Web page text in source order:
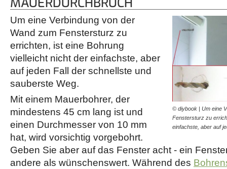
© diybook | Um eine
Fenstersturz zu
einfachste, aber auf
Um eine Verbindung von der
Wand zum Fenstersturz zu
errichten, ist eine Bohrung
vielleicht nicht der einfachste, aber
auf jeden Fall der schnellste und
sauberste Weg.
Mit einem Mauerbohrer, der
mindestens 45 cm lang ist und
einen Durchmesser von 10 mm
hat, wird vorsichtig vorgebohrt.
Geben Sie aber auf das Fenster acht - ein
andere als wünschenswert. Während des